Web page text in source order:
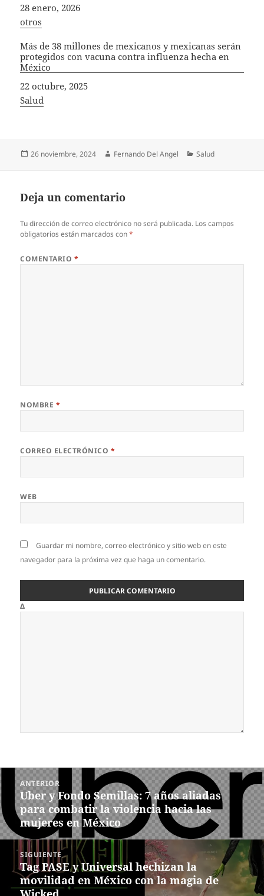
Fecha
28 enero, 2026
In relation to
otros
Más de 38 millones de mexicanos y mexicanas serán
protegidos con vacuna contra influenza hecha en
México
Fecha
22 octubre, 2025
In relation to
Salud
Publicado
26 noviembre, 2024 Autor
Fernando Del Angel Categorías
Salud
Deja un comentario
Tu dirección de correo electrónico no será publicada. Los campos
obligatorios están marcados con*
COMENTARIO *
NOMBRE *
CORREO ELECTRÓNICO *
WEB
Guardar mi nombre, correo electrónico y sitio web en este
navegador para la próxima vez que haga un comentario.
Δ
Navegación
entradas
ANTERIOR
Entrada
anterior:
Uber y Fondo Semillas: 7 años aliadas
para combatir la violencia hacia las
mujeres en México
SIGUIENTE
Siguiente
entrada:
Tag PASE y Universal hechizan la
movilidad en México con la magia de